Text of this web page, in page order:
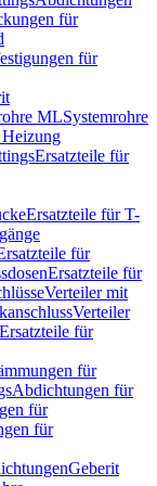
für
für
MLSystemrohre
Heizung
Ersatzteile für
Ersatzteile für T-
für
Ersatzteile für
Verteiler mit
Verteiler
Ersatzteile für
für
Abdichtungen für
für
für
Geberit